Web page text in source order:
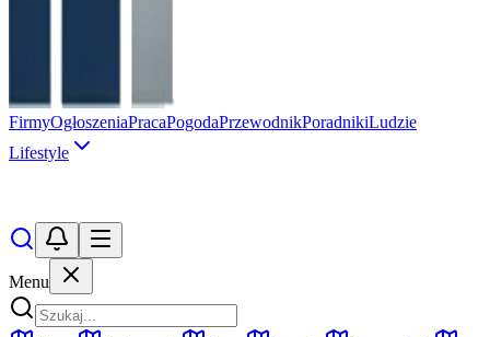
FirmyOgłoszeniaPracaPogodaPrzewodnikPoradnikiLudzie
Lifestyle
Menu